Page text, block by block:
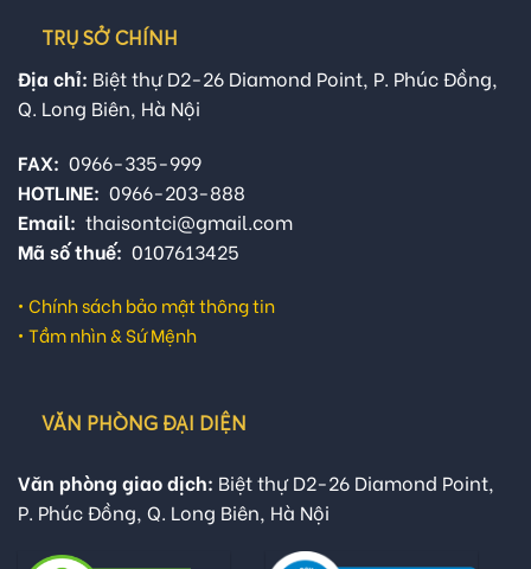
TRỤ SỞ CHÍNH
Địa chỉ: Biệt thự D2-26 Diamond Point, P. Phúc Đồng,
Q. Long Biên, Hà Nội
FAX: 0966-335-999
HOTLINE: 0966-203-888
Email: thaisontci@gmail.com
Mã số thuế: 0107613425
• Chính sách bảo mật thông tin
• Tầm nhìn & Sứ Mệnh
VĂN PHÒNG ĐẠI DIỆN
Văn phòng giao dịch: Biệt thự D2-26 Diamond Point,
P. Phúc Đồng, Q. Long Biên, Hà Nội